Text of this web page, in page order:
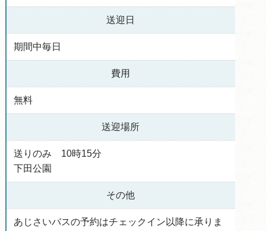
送迎日
期間中毎日
費用
無料
送迎場所
送りのみ 10時15分
下田公園
その他
あじさいバスの予約はチェックイン以降に承りま